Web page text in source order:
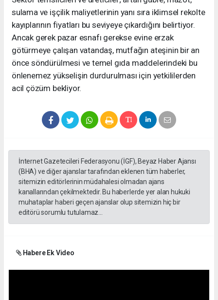
sulama ve işçilik maliyetlerinin yanı sıra iklimsel rekolte
kayıplarının fiyatları bu seviyeye çıkardığını belirtiyor.
Ancak gerek pazar esnafı gerekse evine erzak
götürmeye çalışan vatandaş, mutfağın ateşinin bir an
önce söndürülmesi ve temel gıda maddelerindeki bu
önlenemez yükselişin durdurulması için yetkililerden
acil çözüm bekliyor.
İnternet Gazetecileri Federasyonu (İGF), Beyaz Haber Ajansı
(BHA) ve diğer ajanslar tarafından eklenen tüm haberler,
sitemizin editörlerinin müdahalesi olmadan ajans
kanallarından çekilmektedir. Bu haberlerde yer alan hukuki
muhataplar haberi geçen ajanslar olup sitemizin hiç bir
editörü sorumlu tutulamaz...
Habere Ek Video